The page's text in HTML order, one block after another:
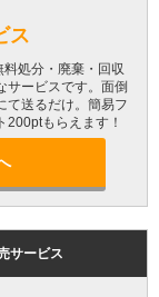
ス
処分・廃棄・回収
サービスです。面倒
て送るだけ。簡易フ
200ptもらえます！
サービス